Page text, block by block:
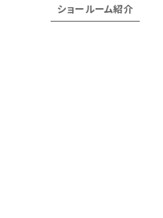
ショールーム紹介